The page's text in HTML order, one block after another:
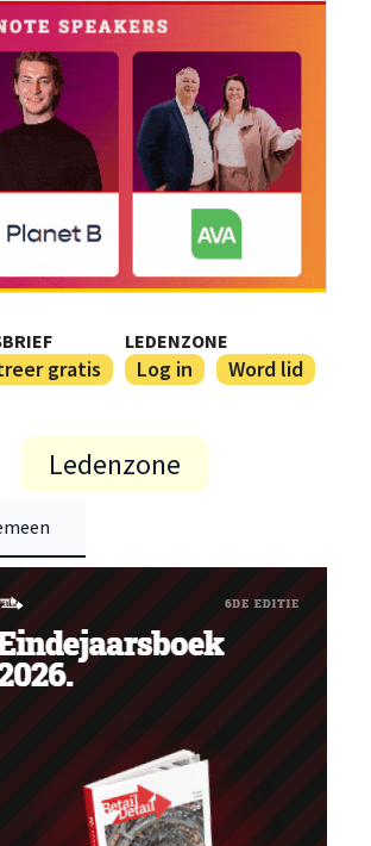
gratis
LEDENZONE
Log in Word lid
Ledenzone